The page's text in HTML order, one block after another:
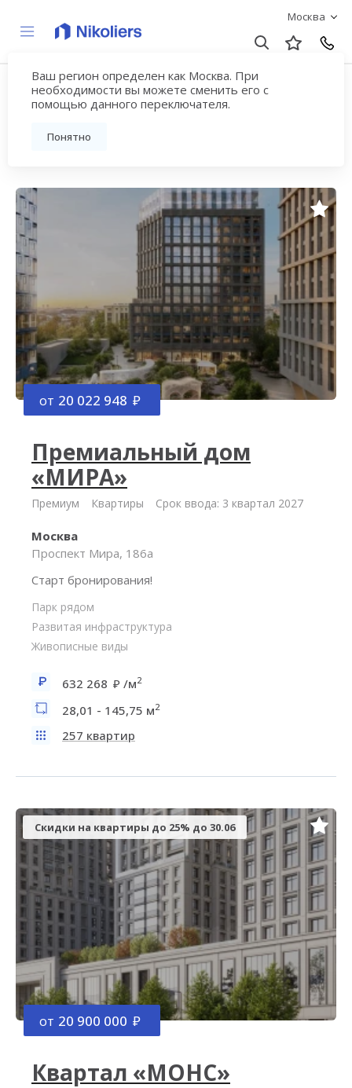
Москва
Ваш регион определен как Москва. При
необходимости вы можете сменить его с
помощью данного переключателя.
Понятно
Купите квартиру от 20
млн рублей в Москве
от 20 022 948
Премиальный дом
«МИРА»
Премиум Квартиры Срок ввода: 3 квартал 2027
Москва
Проспект Мира, 186а
Старт бронирования!
Парк рядом
Развитая инфраструктура
Живописные виды
632 268 /м2
28,01 - 145,75 м2
257 квартир
Скидки на квартиры до 25% до 30.06
от 20 900 000
Квартал «МОНС»